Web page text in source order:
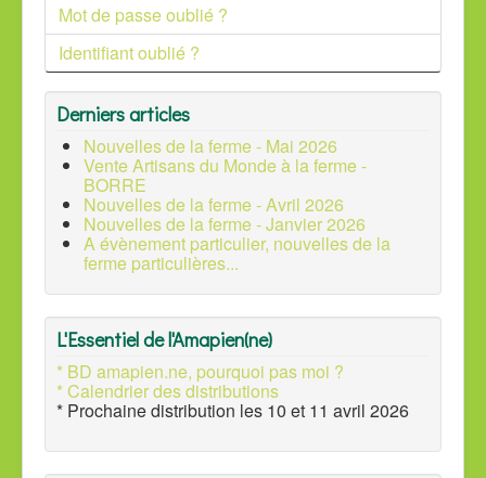
Mot de passe oublié ?
Identifiant oublié ?
Derniers articles
Nouvelles de la ferme - Mai 2026
Vente Artisans du Monde à la ferme -
BORRE
Nouvelles de la ferme - Avril 2026
Nouvelles de la ferme - Janvier 2026
A évènement particulier, nouvelles de la
ferme particulières...
L'Essentiel de l'Amapien(ne)
* BD amapien.ne, pourquoi pas moi ?
* Calendrier des distributions
* Prochaine distribution les 10 et 11 avril 2026